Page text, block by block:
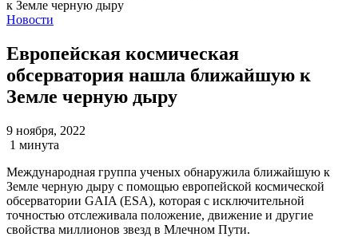
Новости
Европейская космическая
обсерватория нашла ближайшую к
Земле черную дыру
9 ноября, 2022
1 минута
Международная группа ученых обнаружила ближайшую к
Земле черную дыру с помощью европейской космической
обсерватории GAIA (ESA), которая с исключительной
точностью отслеживала положение, движение и другие
свойства миллионов звезд в Млечном Пути.